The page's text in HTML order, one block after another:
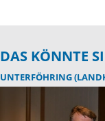
DAS KÖNNTE
UNTERFÖHRING